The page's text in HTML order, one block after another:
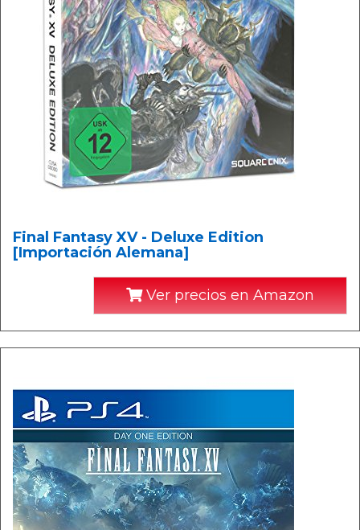
Final Fantasy XV - Deluxe Edition
[Importación Alemana]
Ver precios en Amazon